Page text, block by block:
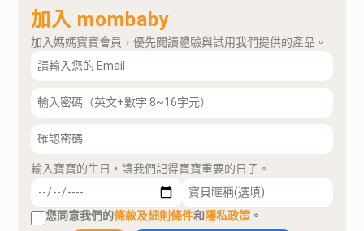
加入 mombaby
加入媽媽寶寶會員，優先閱讀體驗與試用我們提供的產品。
輸入寶寶的生日，讓我們記得寶寶重要的日子。
您同意我們的條款及細則條件和隱私政策 。